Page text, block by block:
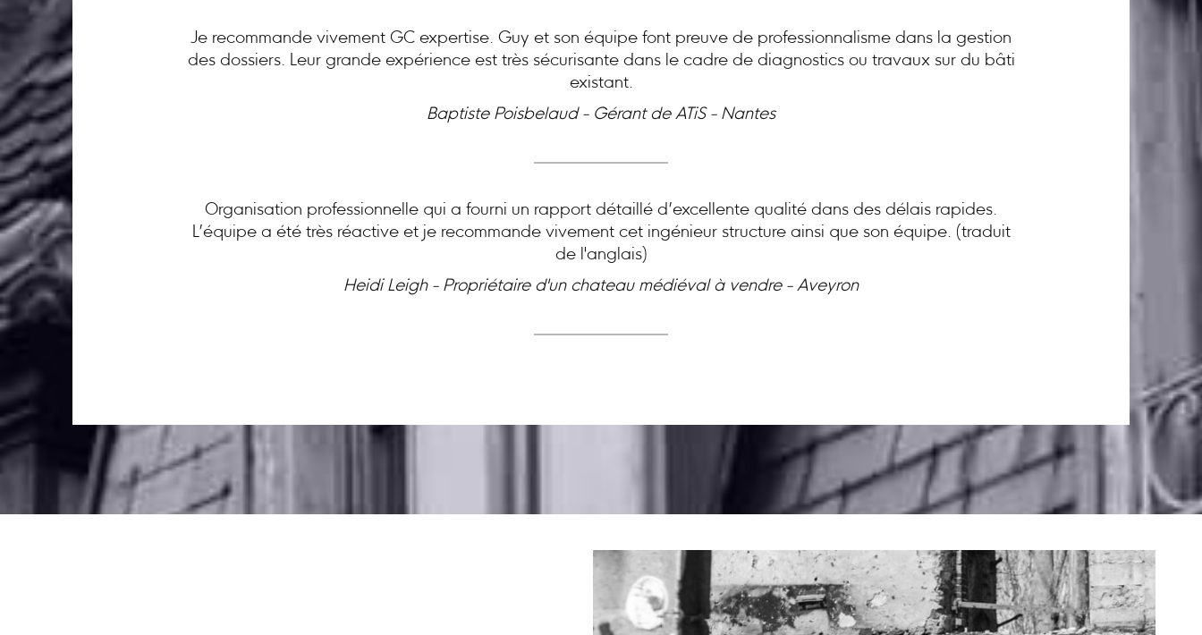
Je recommande vivement GC expertise. Guy et son équipe font preuve de professionnalisme dans la gestion
des dossiers. Leur grande expérience est très sécurisante dans le cadre de diagnostics ou travaux sur du bâti
existant.
Baptiste Poisbelaud - Gérant de ATiS - Nantes
Organisation professionnelle qui a fourni un rapport détaillé d’excellente qualité dans des délais rapides.
L’équipe a été très réactive et je recommande vivement cet ingénieur structure ainsi que son équipe. (traduit
de l'anglais)
Heidi Leigh - Propriétaire d'un chateau médiéval à vendre - Aveyron